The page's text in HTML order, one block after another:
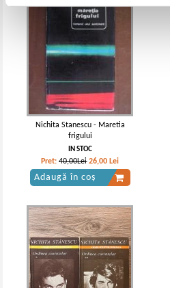
Nichita Stanescu - Maretia
frigului
IN STOC
Pret:40,00Lei 26,00 Lei
Adaugă în coș